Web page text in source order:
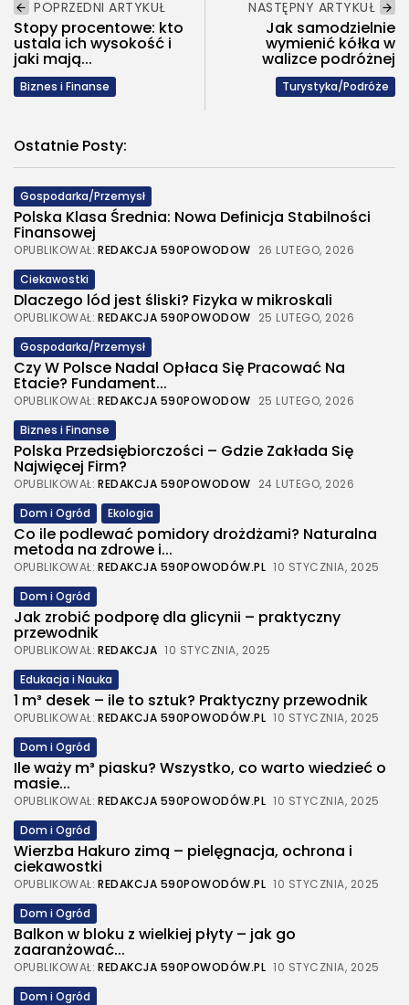
POPRZEDNI ARTYKUŁ
Stopy procentowe: kto
ustala ich wysokość i
jaki mają...
Biznes i Finanse
NASTĘPNY ARTYKUŁ
Jak samodzielnie
wymienić kółka w
walizce podróżnej
Turystyka/Podróże
Ostatnie Posty:
Gospodarka/Przemysł
Polska Klasa Średnia: Nowa Definicja Stabilności
Finansowej
OPUBLIKOWAŁ: REDAKCJA 590POWODOW 26 LUTEGO, 2026
Ciekawostki
Dlaczego lód jest śliski? Fizyka w mikroskali
OPUBLIKOWAŁ: REDAKCJA 590POWODOW 25 LUTEGO, 2026
Gospodarka/Przemysł
Czy W Polsce Nadal Opłaca Się Pracować Na
Etacie? Fundament...
OPUBLIKOWAŁ: REDAKCJA 590POWODOW 25 LUTEGO, 2026
Biznes i Finanse
Polska Przedsiębiorczości – Gdzie Zakłada Się
Najwięcej Firm?
OPUBLIKOWAŁ: REDAKCJA 590POWODOW 24 LUTEGO, 2026
Dom i Ogród
Ekologia
Co ile podlewać pomidory drożdżami? Naturalna
metoda na zdrowe i...
OPUBLIKOWAŁ: REDAKCJA 590POWODÓW.PL 10 STYCZNIA, 2025
Dom i Ogród
Jak zrobić podporę dla glicynii – praktyczny
przewodnik
OPUBLIKOWAŁ: REDAKCJA 10 STYCZNIA, 2025
Edukacja i Nauka
1 m³ desek – ile to sztuk? Praktyczny przewodnik
OPUBLIKOWAŁ: REDAKCJA 590POWODÓW.PL 10 STYCZNIA, 2025
Dom i Ogród
Ile waży m³ piasku? Wszystko, co warto wiedzieć o
masie...
OPUBLIKOWAŁ: REDAKCJA 590POWODÓW.PL 10 STYCZNIA, 2025
Dom i Ogród
Wierzba Hakuro zimą – pielęgnacja, ochrona i
ciekawostki
OPUBLIKOWAŁ: REDAKCJA 590POWODÓW.PL 10 STYCZNIA, 2025
Dom i Ogród
Balkon w bloku z wielkiej płyty – jak go
zaaranżować...
OPUBLIKOWAŁ: REDAKCJA 590POWODÓW.PL 10 STYCZNIA, 2025
Dom i Ogród